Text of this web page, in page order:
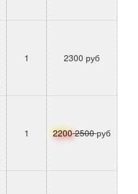
1 2300 руб
1 22002500руб